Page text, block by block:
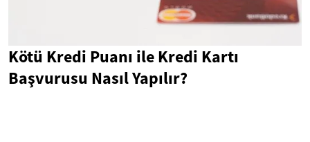
Kötü Kredi Puanı ile Kredi Kartı
Başvurusu Nasıl Yapılır?